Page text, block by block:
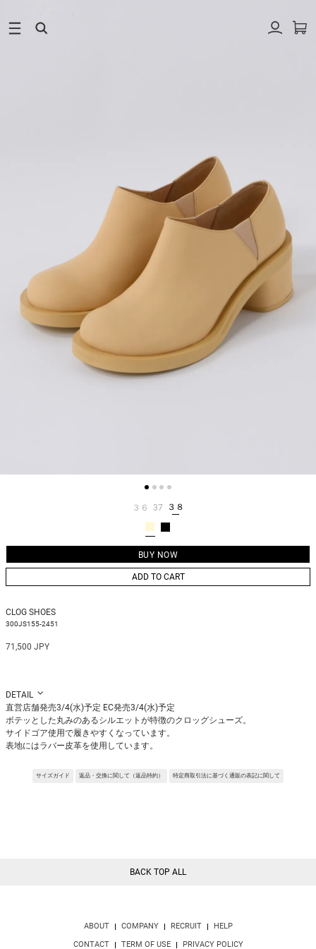
３６ 37 ３８
ADD TO CART
CLOG SHOES
300JS155-2451
71,500 JPY
DETAIL
直営店舗発売3/4(水)予定 EC発売3/4(水)予定
ボテッとした丸みのあるシルエットが特徴のクロッグシューズ。
サイドゴア使用で履きやすくなっています。
表地にはラバー皮革を使用しています。
います。予めご了承ください。
サイズガイド 返品・交換に関して（返品特約） 特定商取引法に基づく通販の表記に関して
BACK TOP ALL
ABOUT COMPANY RECRUIT
HELP
CONTACT
TERM OF USE PRIVACY POLICY